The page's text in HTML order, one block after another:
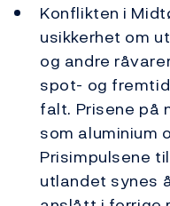
Konflikten i
usikkerhet om
og andre
spot- og
falt. Prisene på
som aluminium
Prisimpulsene
utlandet synes